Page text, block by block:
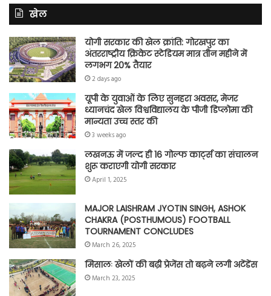
खेल
योगी सरकार की खेल क्रांति: गोरखपुर का
अंतरराष्ट्रीय क्रिकेट स्टेडियम मात्र तीन महीने में
लगभग 20% तैयार
2 days ago
यूपी के युवाओं के लिए सुनहरा अवसर, मेजर
ध्यानचंद खेल विश्वविद्यालय के पीजी डिप्लोमा की
मान्यता उच्च स्तर की
3 weeks ago
लखनऊ में जल्द ही 16 गोल्फ कार्ट्स का संचालन
शुरू कराएगी योगी सरकार
April 1, 2025
MAJOR LAISHRAM JYOTIN SINGH, ASHOK
CHAKRA (POSTHUMOUS) FOOTBALL
TOURNAMENT CONCLUDES
March 26, 2025
मिसालः खेलों की बढ़ी प्रेजेंस तो बढ़ने लगी अटेंडेंस
March 23, 2025